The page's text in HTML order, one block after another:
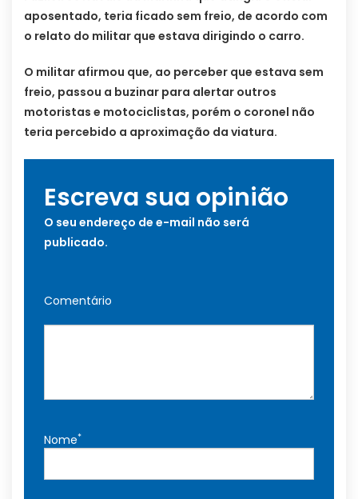
aposentado, teria ficado sem freio, de acordo com
o relato do militar que estava dirigindo o carro.
O militar afirmou que, ao perceber que estava sem
freio, passou a buzinar para alertar outros
motoristas e motociclistas, porém o coronel não
teria percebido a aproximação da viatura.
Escreva sua opinião
O seu endereço de e-mail não será
publicado.
Comentário
Nome*